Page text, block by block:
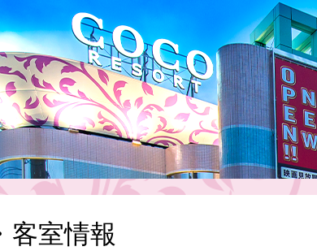
客室情報